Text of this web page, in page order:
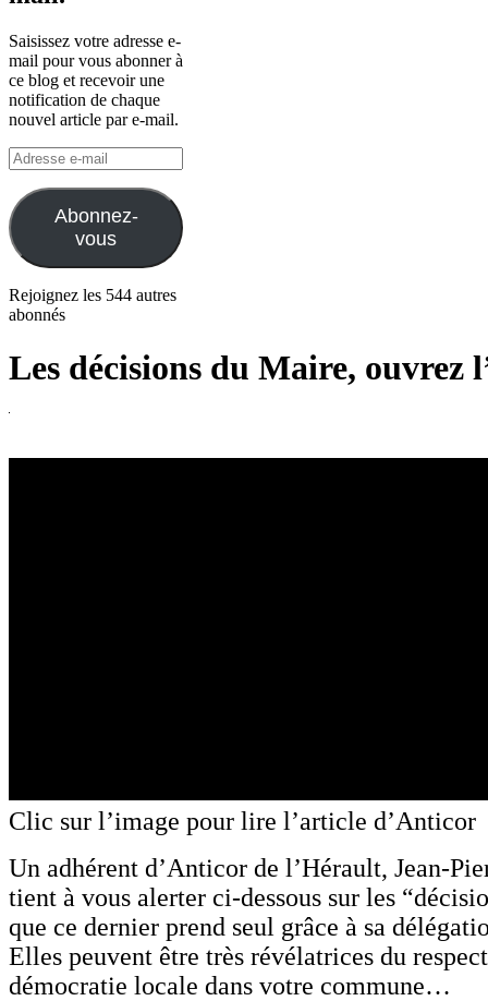
Saisissez votre adresse e-
mail pour vous abonner à
ce blog et recevoir une
notification de chaque
nouvel article par e-mail.
Adresse
e-
mail
Abonnez-
vous
Rejoignez les 544 autres
abonnés
Les décisions du Maire, ouvrez
Clic sur l’image pour lire l’article d’Anticor
Un adhérent d’Anticor de l’Hérault, Jean-
tient à vous alerter ci-dessous sur les
que ce dernier prend seul grâce à sa
Elles peuvent être très révélatrices du
démocratie locale dans votre commune…